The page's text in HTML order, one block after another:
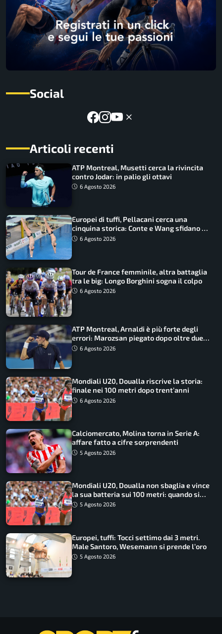
Social
Articoli recenti
ATP Montreal, Musetti cerca la rivincita
contro Jodar: in palio gli ottavi
6 Agosto 2026
Europei di tuffi, Pellacani cerca una
cinquina storica: Conte e Wang sfidano la
piattaforma
6 Agosto 2026
Tour de France femminile, altra battaglia
tra le big: Longo Borghini sogna il colpo
6 Agosto 2026
ATP Montreal, Arnaldi è più forte degli
errori: Marozsan piegato dopo oltre due
ore6 Agosto 2026
Mondiali U20, Doualla riscrive la storia:
finale nei 100 metri dopo trent’anni
6 Agosto 2026
Calciomercato, Molina torna in Serie A:
affare fatto a cifre sorprendenti
5 Agosto 2026
Mondiali U20, Doualla non sbaglia e vince
la sua batteria sui 100 metri: quando si
disputano le finali
5 Agosto 2026
Europei, tuffi: Tocci settimo dai 3 metri.
Male Santoro, Wesemann si prende l’oro
5 Agosto 2026